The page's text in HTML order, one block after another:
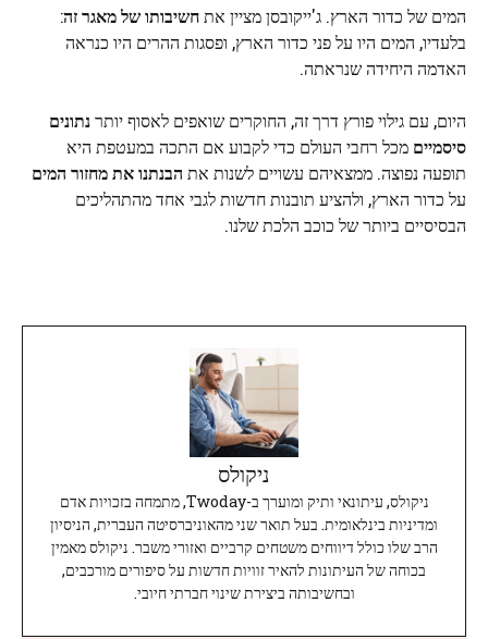
המים של כדור הארץ. ג'ייקובסן מציין אתחשיבותו של מאגר זה:
בלעדיו, המים היו על פני כדור הארץ, ופסגות ההרים היו כנראה
האדמה היחידה שנראתה.
היום, עם גילוי פורץ דרך זה, החוקרים שואפים לאסוף יותרנתונים
סיסמיים מכל רחבי העולם כדי לקבוע אם התכה במעטפת היא
תופעה נפוצה. ממצאיהם עשויים לשנות את הבנתנו את מחזור המים
על כדור הארץ, ולהציע תובנות חדשות לגבי אחד מהתהליכים
הבסיסיים ביותר של כוכב הלכת שלנו.
ניקולס
ניקולס, עיתונאי ותיק ומוערך ב-Twoday, מתמחה בזכויות אדם
ומדיניות בינלאומית. בעל תואר שני מהאוניברסיטה העברית, הניסיון
הרב שלו כולל דיווחים משטחים קרביים ואזורי משבר. ניקולס מאמין
בכוחה של העיתונות להאיר זוויות חדשות על סיפורים מורכבים,
ובחשיבותה ביצירת שינוי חברתי חיובי.